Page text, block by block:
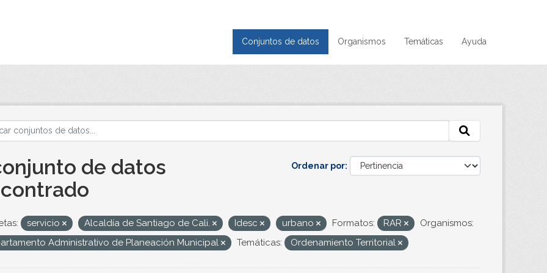
Conjuntos de datos Organismos Temáticas Ayuda
Ordenar por
de datos
servicio Alcaldía de Santiago de Cali. Idesc urbano Formatos: RAR
Organismos:
Administrativo de Planeación Municipal
Temáticas: Ordenamiento Territorial